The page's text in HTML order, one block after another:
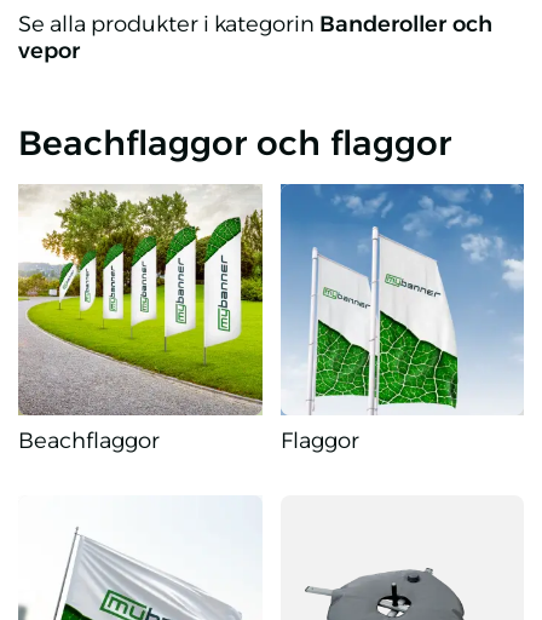
Se alla produkter i kategorin Banderoller och
vepor
Beachflaggor och flaggor
Beachflaggor Flaggor